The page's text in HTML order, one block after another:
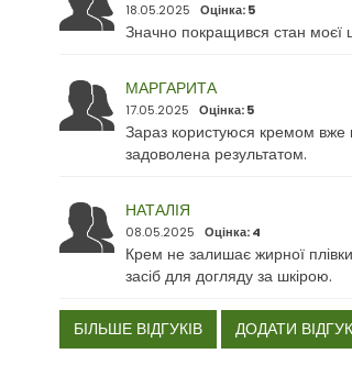
18.05.2025 Оцінка: 5
Значно покращився стан моєї
МАРГАРИТА
17.05.2025 Оцінка: 5
Зараз користуюся кремом вже
задоволена результатом.
НАТАЛІЯ
08.05.2025 Оцінка: 4
Крем не залишає жирної
засіб для догляду за шкірою.
БІЛЬШЕ ВІДГУКІВ ДОДАТИ ВІДГУК